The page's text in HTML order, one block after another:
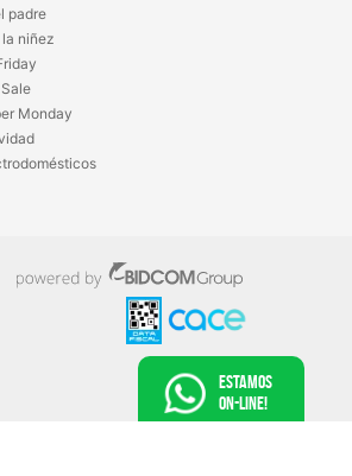
Estamos
On-Line!
padre
niñez
Monday